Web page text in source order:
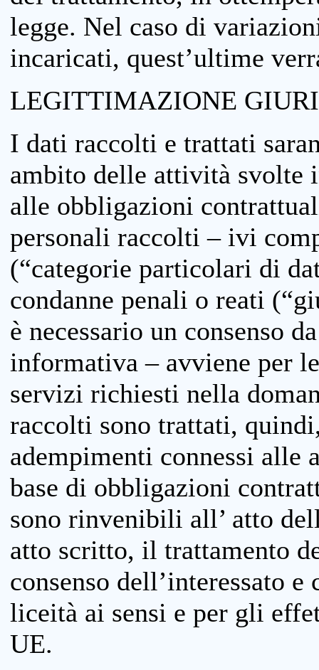
legge. Nel caso di
incaricati, quest’ultime
LEGITTIMAZIONE
I dati raccolti e trattati
ambito delle attività svolte
alle obbligazioni
personali raccolti – ivi
(“categorie particolari di
condanne penali o reati
è necessario un consenso
informativa – avviene per
servizi richiesti nella
raccolti sono trattati,
adempimenti connessi
base di obbligazioni
sono rinvenibili all’ atto
atto scritto, il trattamento
consenso dell’interessato
liceità ai sensi e per gli
UE.